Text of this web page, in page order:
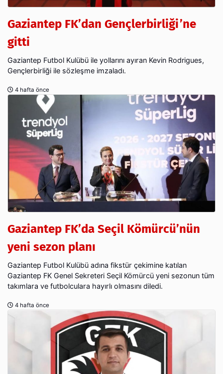
Gaziantep FK’dan Gençlerbirliği’ne
gitti
Gaziantep Futbol Kulübü ile yollarını ayıran Kevin Rodrigues,
Gençlerbirliği ile sözleşme imzaladı.
4 hafta önce
Gaziantep FK’da Seçil Kömürcü’nün
yeni sezon planı
Gaziantep Futbol Kulübü adına fikstür çekimine katılan
Gaziantep FK Genel Sekreteri Seçil Kömürcü yeni sezonun tüm
takımlara ve futbolculara hayırlı olmasını diledi.
4 hafta önce